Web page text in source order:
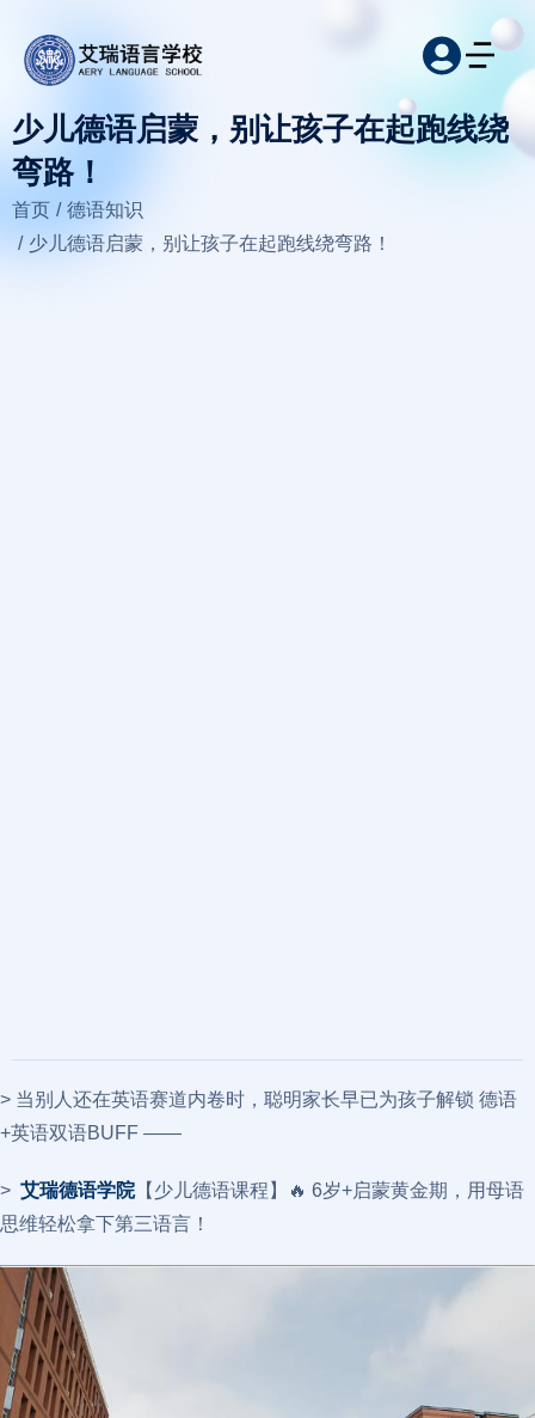
少儿德语启蒙，别让孩子在起跑线绕
弯路！
您在这里：
首页
德语知识
少儿德语启蒙，别让孩子在起跑线绕弯路！
> 当别人还在英语赛道内卷时，聪明家长早已为孩子解锁 德语
+英语双语BUFF ——
> 艾瑞德语学院【少儿德语课程】🔥 6岁+启蒙黄金期，用母语
思维轻松拿下第三语言！